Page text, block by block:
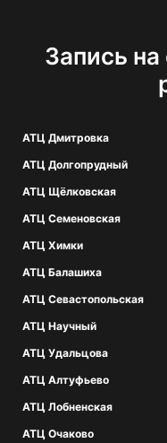
Запись
АТЦ Дмитровка
АТЦ Долгопрудный
АТЦ Щёлковская
АТЦ Семеновская
АТЦ Химки
АТЦ Балашиха
АТЦ Севастопольская
АТЦ Научный
АТЦ Удальцова
АТЦ Алтуфьево
АТЦ Лобненская
АТЦ Очаково